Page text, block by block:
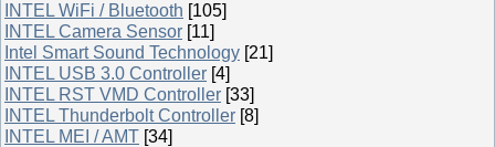
INTEL WiFi / Bluetooth [105]
INTEL Camera Sensor [11]
Intel Smart Sound Technology [21]
INTEL USB 3.0 Controller [4]
INTEL RST VMD Controller [33]
INTEL Thunderbolt Controller [8]
INTEL MEI / AMT [34]